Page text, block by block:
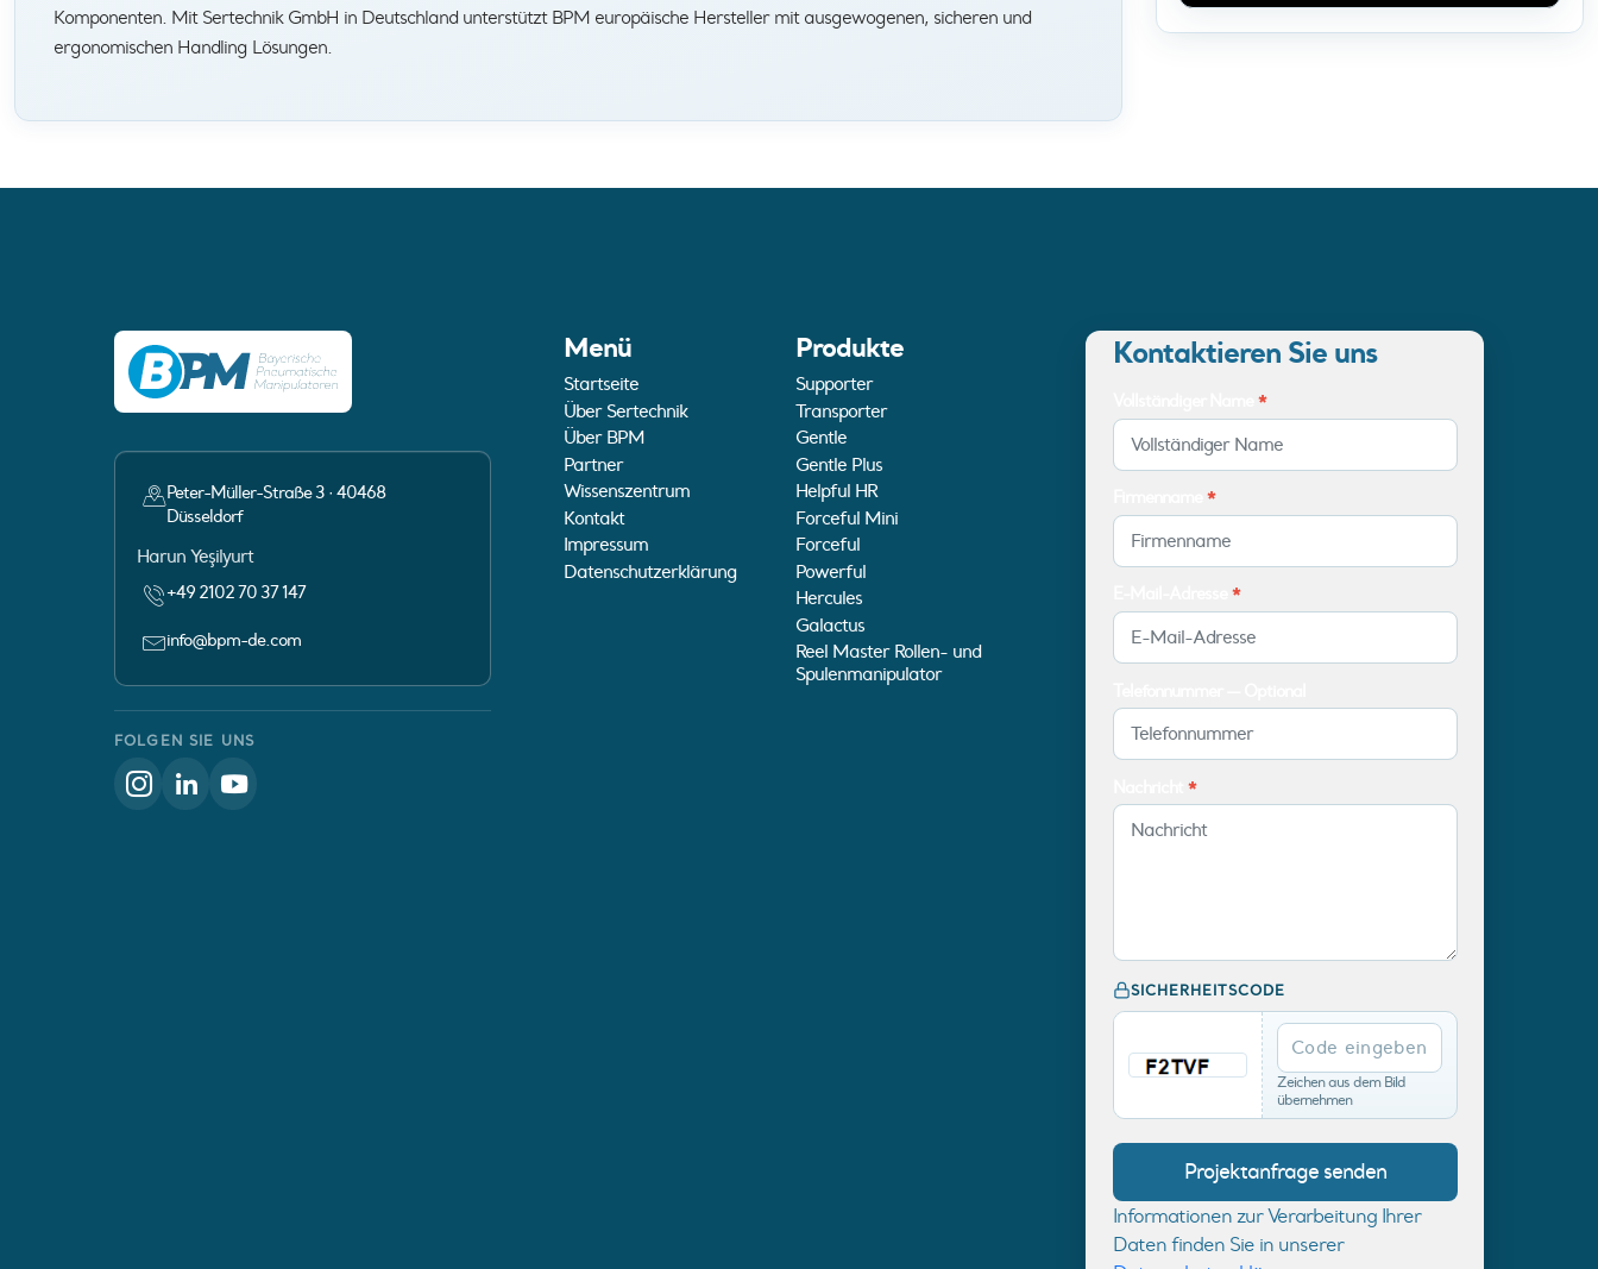
Komponenten. Mit Sertechnik GmbH in Deutschland unterstützt BPM europäische Hersteller mit ausgewogenen, sicheren und
ergonomischen Handling Lösungen.
Peter-Müller-Straße 3 · 40468
Düsseldorf
Ansprechpartner:
Harun Yeşilyurt
+49 2102 70 37 147
info@bpm-de.com
FOLGEN SIE UNS
Menü
Startseite
Über Sertechnik
Über BPM
Partner
Wissenszentrum
Kontakt
Impressum
Datenschutzerklärung
Produkte
Supporter
Transporter
Gentle
Gentle Plus
Helpful HR
Forceful Mini
Forceful
Powerful
Hercules
Galactus
Reel Master Rollen- und
Spulenmanipulator
Kontaktieren Sie uns
*
*
*
*
SICHERHEITSCODE
Zeichen aus dem Bild
übernehmen
Informationen zur Verarbeitung Ihrer
Daten finden Sie in unserer